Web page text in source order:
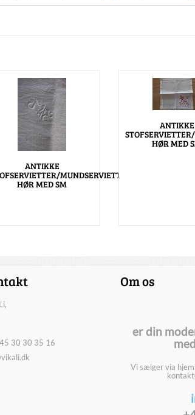
ANTIKKE
MUNDSERVIETTER
HØR MED SM
ANTIKKE
HØR MED
30 30 35 16
Om os
er din
Vi sælger via